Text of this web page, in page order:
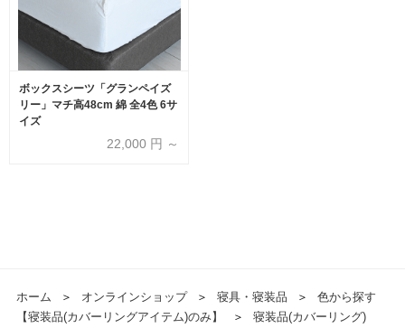
ボックスシーツ「グランペイズ
リー」マチ高48cm 綿 全4色 6サ
イズ
22,000 円 ～
ホーム ＞ オンラインショップ ＞ 寝具・寝装品 ＞
色から探す
【寝装品(カバーリングアイテム)のみ】
＞
寝装品(カバーリング)